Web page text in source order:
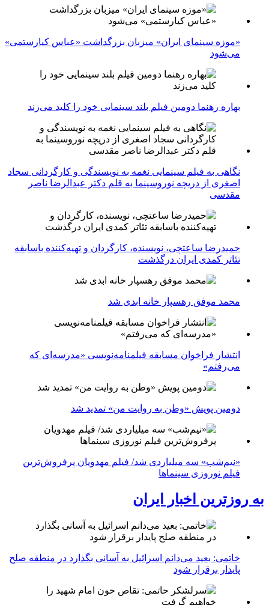
«موزه سینمای ایران» میزبان بزرگداشت «عباس کیارستمی»
می‌شود
بهاره رهنما دومین فیلم بلند سینمایی خود را کلید می‌زند
نگاهی به فیلم سینمایی نغمه به نویسندگی و کارگردانی سجاد
اصغری از دریچه نوروسینما به قلم دکتر عبدالرضا ناصر
مقدسی
حمیدرضا ساعتچی، نویسنده، کارگردان و تهیه‌کننده باسابقه
تئاتر کمدی ایران درگذشت
محمد موفق رهسپار خانه ابدی شد
انتشار فراخوان مسابقه فیلمنامه‌نویسی «مدرسه‌ای که
می‌رفتم»
دومین پویش «وطن به روایت من» تمدید شد
«نیم‌شب» سه میلیاردی شد/ فیلم مهدویان پرفروش‌ترین
فیلم نوروزی سینماها
به روزترین اخبار ایران
خاتمی: بعید می‌دانم اسرائیل به آسانی بگذارد در منطقه صلح
پایدار برقرار شود